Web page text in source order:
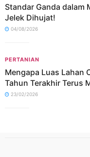
Standar Ganda dalam
Jelek Dihujat!
04/08/2026
PERTANIAN
Mengapa Luas Lahan
Tahun Terakhir Terus
23/02/2026